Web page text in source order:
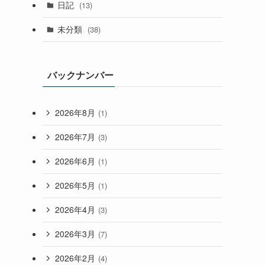
日記 (13)
未分類 (38)
バックナンバー
2026年8月 (1)
2026年7月 (3)
2026年6月 (1)
2026年5月 (1)
2026年4月 (3)
2026年3月 (7)
2026年2月 (4)